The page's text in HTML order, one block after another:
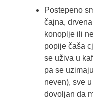
Postepeno
čajna,
konoplje ili
popije čaša
se uživa u
pa se
neven), sve
dovoljan da